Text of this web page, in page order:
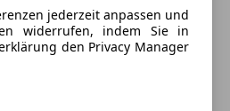
jederzeit anpassen und
widerrufen, indem Sie in
den Privacy Manager